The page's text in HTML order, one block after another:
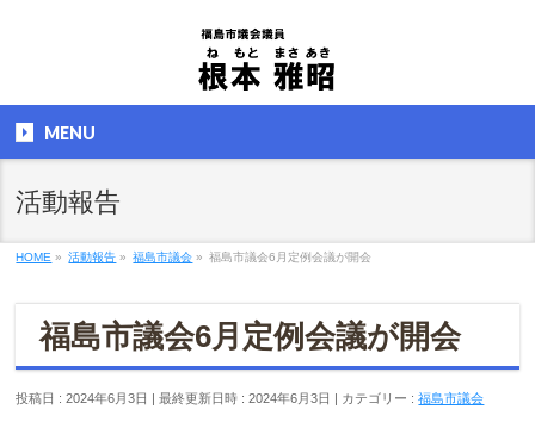
MENU
活動報告
HOME » 活動報告 » 福島市議会 » 福島市議会6月定例会議が開会
福島市議会6月定例会議が開会
投稿日 : 2024年6月3日 最終更新日時 : 2024年6月3日 カテゴリー :福島市議会